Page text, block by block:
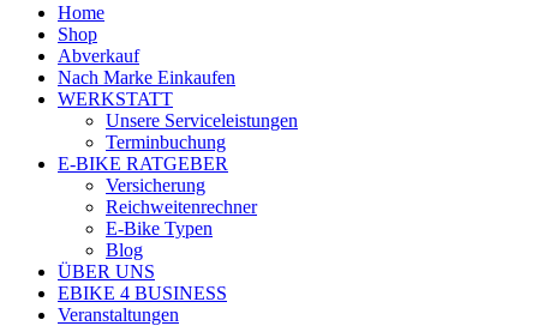
Home
Shop
Abverkauf
Nach Marke Einkaufen
WERKSTATT
Unsere Serviceleistungen
Terminbuchung
E-BIKE RATGEBER
Versicherung
Reichweitenrechner
E-Bike Typen
Blog
ÜBER UNS
EBIKE 4 BUSINESS
Veranstaltungen